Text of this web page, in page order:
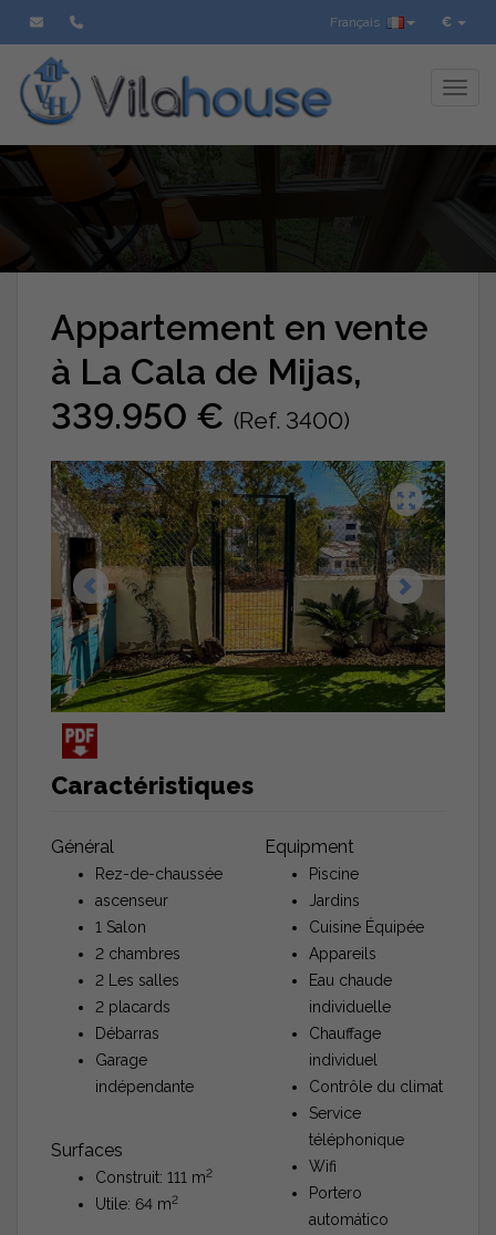
€
Français
Appartement en vente
à La Cala de Mijas,
339.950 € (Ref. 3400)
Caractéristiques
Général
Rez-de-chaussée
ascenseur
1 Salon
2 chambres
2 Les salles
2 placards
Débarras
Garage
indépendante
Surfaces
Construit: 111 m2
Utile: 64 m2
Equipment
Piscine
Jardins
Cuisine Équipée
Appareils
Eau chaude
individuelle
Chauffage
individuel
Contrôle du climat
Service
téléphonique
Wifi
Portero
automático